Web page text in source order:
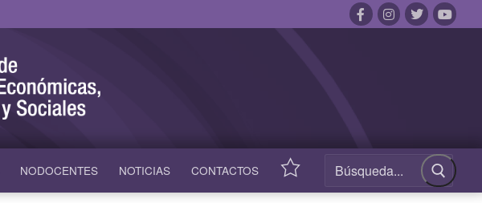
NODOCENTES NOTICIAS CONTACTOS ACCESOS